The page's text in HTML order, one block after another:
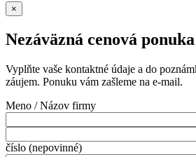
×
Nezáväzná cenová ponuka
Vyplňte vaše kontaktné údaje a do
záujem. Ponuku vám zašleme na e-mail.
Meno / Názov firmy
číslo (nepovinné)